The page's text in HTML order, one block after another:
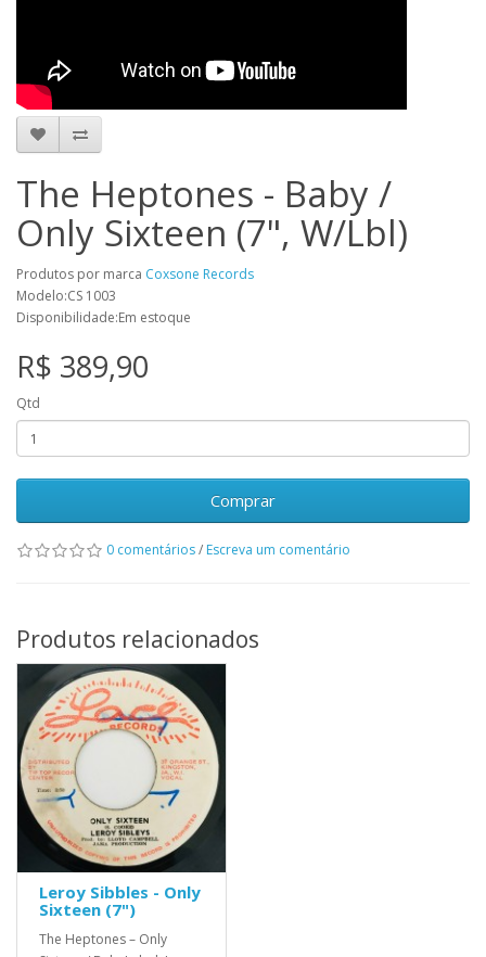
The Heptones - Baby /
Only Sixteen (7", W/Lbl)
Produtos por marca Coxsone Records
Modelo:CS 1003
Disponibilidade:Em estoque
R$ 389,90
Qtd
Comprar
0 comentários/ Escreva um comentário
Produtos relacionados
Leroy Sibbles - Only
Sixteen (7")
The Heptones – Only